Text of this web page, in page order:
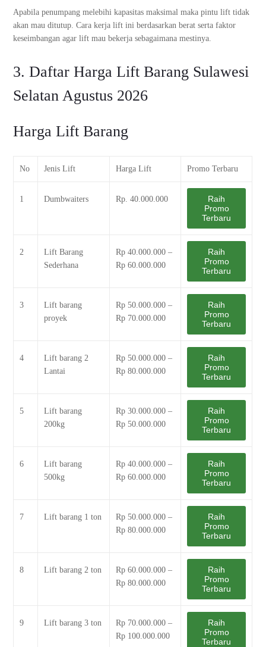
Apabila penumpang melebihi kapasitas maksimal maka pintu lift tidak
akan mau ditutup. Cara kerja lift ini berdasarkan berat serta faktor
keseimbangan agar lift mau bekerja sebagaimana mestinya.
3. Daftar Harga Lift Barang Sulawesi
Selatan Agustus 2026
Harga Lift Barang
No Jenis Lift Harga Lift Promo Terbaru
1 Dumbwaiters Rp. 40.000.000
Raih
Promo
Terbaru
2
Lift Barang
Sederhana
Rp 40.000.000 –
Rp 60.000.000
Raih
Promo
Terbaru
3
Lift barang
proyek
Rp 50.000.000 –
Rp 70.000.000
Raih
Promo
Terbaru
4
Lift barang 2
Lantai
Rp 50.000.000 –
Rp 80.000.000
Raih
Promo
Terbaru
5
Lift barang
200kg
Rp 30.000.000 –
Rp 50.000.000
Raih
Promo
Terbaru
6
Lift barang
500kg
Rp 40.000.000 –
Rp 60.000.000
Raih
Promo
Terbaru
7 Lift barang 1 ton
Rp 50.000.000 –
Rp 80.000.000
Raih
Promo
Terbaru
8 Lift barang 2 ton
Rp 60.000.000 –
Rp 80.000.000
Raih
Promo
Terbaru
9 Lift barang 3 ton
Rp 70.000.000 –
Rp 100.000.000
Raih
Promo
Terbaru